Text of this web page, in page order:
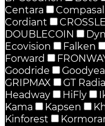
Centara
Compasal
Cordiant
DOUBLECOIN
Ecovision
Falken
Forward
Goodride
GRIPMAX
GT Radial
Headway
HiFly
Kama
Kapsen
Kinforest